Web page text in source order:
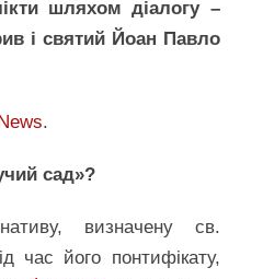
шляхом діалогу –
і святий Йоан Павло
.
сад»?
визначену св.
час його понтифікату,